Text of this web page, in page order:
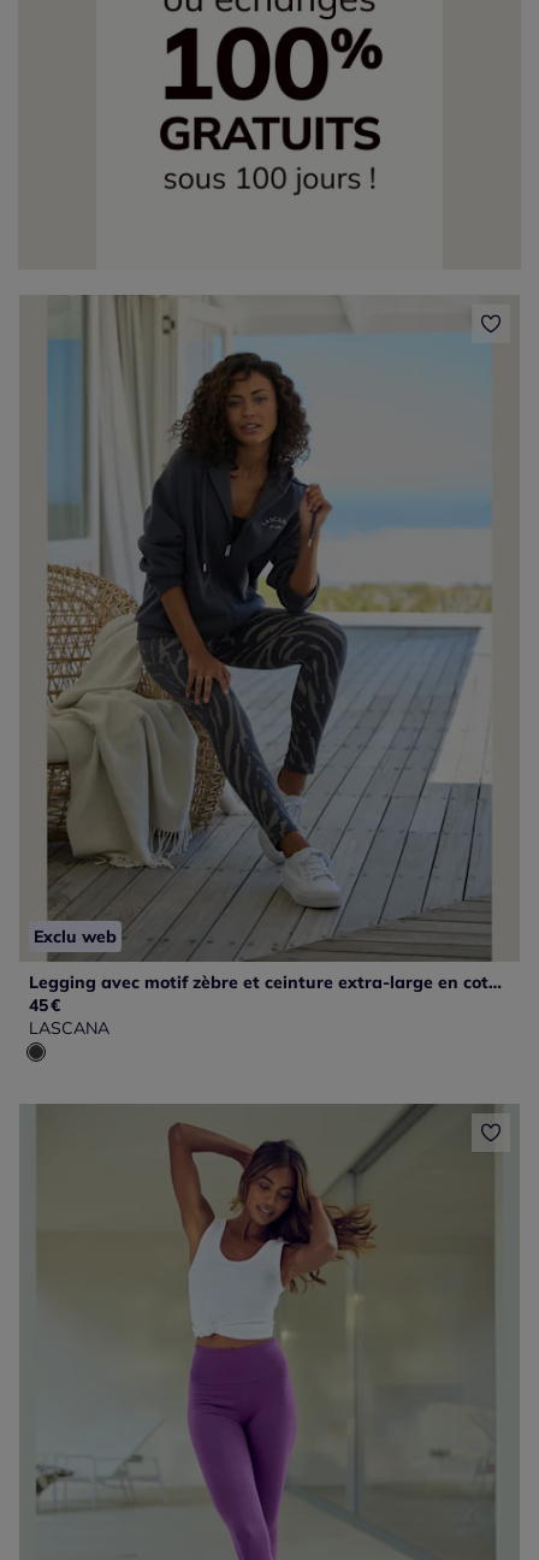
Exclu web
Legging avec motif zèbre et ceinture extra-large en coton extensible
45€
LASCANA